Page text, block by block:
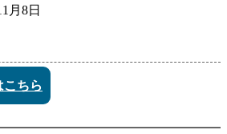
月8日
こちら